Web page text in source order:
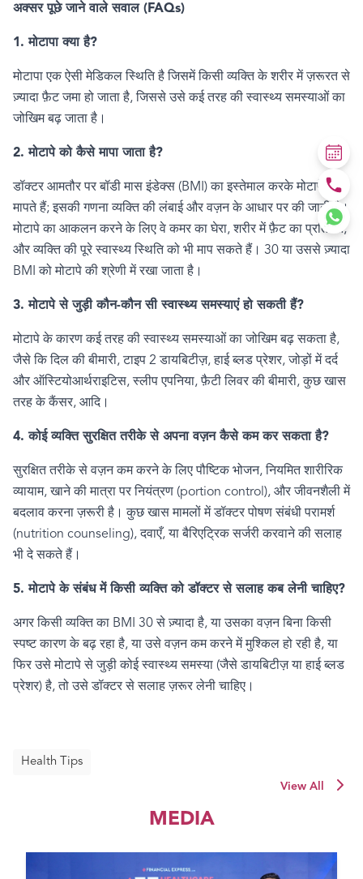
अक्सर पूछे जाने वाले सवाल ( FAQs)
1. मोटापा क्या है?
मोटापा एक ऐसी मेडिकल स्थिति है जिसमें किसी व्यक्ति के शरीर में ज़रूरत से
ज़्यादा फ़ैट जमा हो जाता है,जिससे उसे कई तरह की स्वास्थ्य समस्याओं का
जोखिम बढ़ जाता है।
2. मोटापे को कैसे मापा जाता है?
डॉक्टर आमतौर पर बॉडी मास इंडेक्स (BMI)का इस्तेमाल करके मोटापे को
मापते हैं;इसकी गणना व्यक्ति की लंबाई और वज़न के आधार पर की जाती है।
मोटापे का आकलन करने के लिए वे कमर का घेरा,शरीर में फ़ैट का प्रतिशत,
और व्यक्ति की पूरे स्वास्थ्य स्थिति को भी माप सकते हैं। 30 या उससे ज़्यादा
BMIको मोटापे की श्रेणी में रखा जाता है।
3. मोटापे से जुड़ी कौन-कौन सी स्वास्थ्य समस्याएं हो सकती हैं?
मोटापे के कारण कई तरह की स्वास्थ्य समस्याओं का जोखिम बढ़ सकता है,
जैसे कि दिल की बीमारी,टाइप 2 डायबिटीज़,हाई ब्लड प्रेशर,जोड़ों में दर्द
और ऑस्टियोआर्थराइटिस,स्लीप एपनिया,फ़ैटी लिवर की बीमारी,कुछ खास
तरह के कैंसर, आदि।
4. कोई व्यक्ति सुरक्षित तरीके से अपना वज़न कैसे कम कर सकता है?
सुरक्षित तरीके से वज़न कम करने के लिए पौष्टिक भोजन,नियमित शारीरिक
व्यायाम,खाने की मात्रा पर नियंत्रण (portion control), और जीवनशैली में
बदलाव करना ज़रूरी है। कुछ खास मामलों में डॉक्टर पोषण संबंधी परामर्श
(nutrition counseling),दवाएँ,या बैरिएट्रिक सर्जरी करवाने की सलाह
भी दे सकते हैं।
5. मोटापे के संबंध में किसी व्यक्ति को डॉक्टर से सलाह कब लेनी चाहिए?
अगर किसी व्यक्ति का BMI 30 से ज़्यादा है,या उसका वज़न बिना किसी
स्पष्ट कारण के बढ़ रहा है,या उसे वज़न कम करने में मुश्किल हो रही है,या
फिर उसे मोटापे से जुड़ी कोई स्वास्थ्य समस्या (जैसे डायबिटीज़ या हाई ब्लड
प्रेशर) है,तो उसे डॉक्टर से सलाह ज़रूर लेनी चाहिए।
Health Tips
View All
MEDIA